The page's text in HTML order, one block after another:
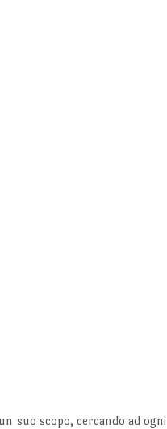
suo scopo, cercando ad ogni